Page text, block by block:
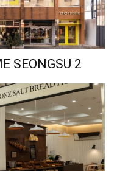
SEONGSU 2